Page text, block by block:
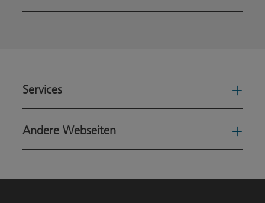
Services
Andere Webseiten